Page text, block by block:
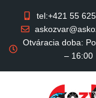
tel:+421 55
Otváracia doba:
– 16:00